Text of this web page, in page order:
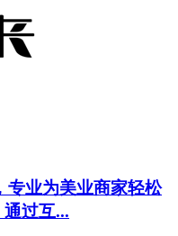
专业为美业商家轻松
过互...